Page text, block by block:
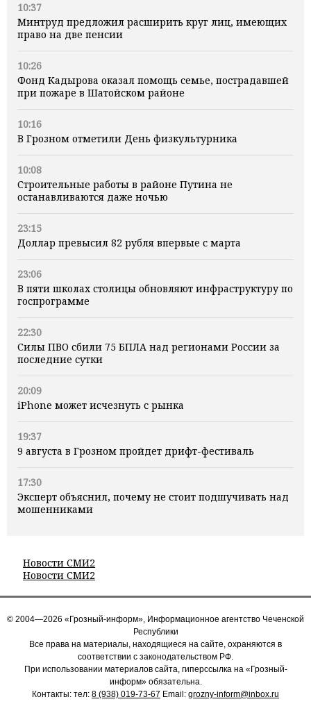
10:37
Минтруд предложил расширить круг лиц, имеющих
право на две пенсии
10:26
Фонд Кадырова оказал помощь семье, пострадавшей
при пожаре в Шатойском районе
10:16
В Грозном отметили День физкультурника
10:08
Строительные работы в районе Путина не
останавливаются даже ночью
23:15
Доллар превысил 82 рубля впервые с марта
23:06
В пяти школах столицы обновляют инфраструктуру по
госпрограмме
22:30
Силы ПВО сбили 75 БПЛА над регионами России за
последние сутки
20:09
iPhone может исчезнуть с рынка
19:37
9 августа в Грозном пройдет дрифт-фестиваль
17:30
Эксперт объяснил, почему не стоит подшучивать над
мошенниками
Новости СМИ2
Новости СМИ2
© 2004—2026 «Грозный-информ», Информационное агентство Чеченской
Республики
Все права на материалы, находящиеся на сайте, охраняются в
соответствии с законодательством РФ.
При использовании материалов сайта, гиперссылка на «Грозный-
информ» обязательна.
Контакты: тел: 8 (938) 019-73-67 Email: grozny-inform@inbox.ru